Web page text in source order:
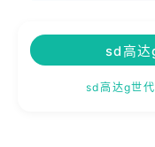
sd高达
sd高达g世